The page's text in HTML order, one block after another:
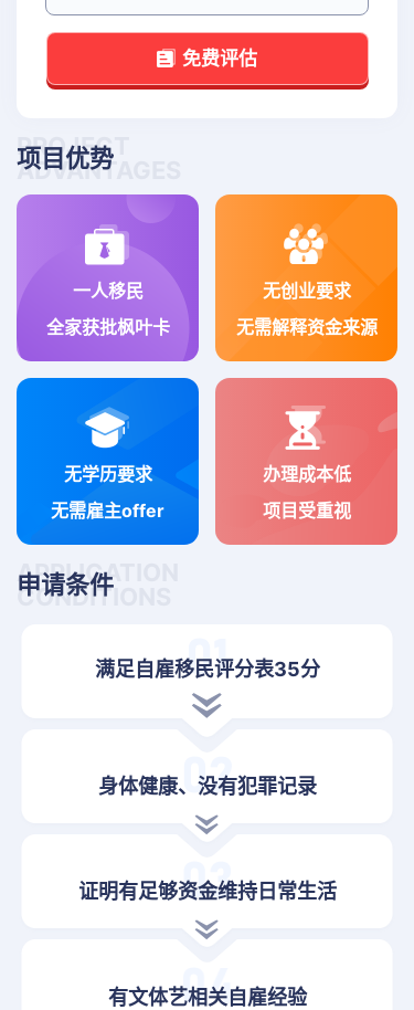
免费评估
PROJECT
ADVANTAGES
项目优势
一人移民
全家获批枫叶卡
无创业要求
无需解释资金来源
无学历要求
无需雇主offer
办理成本低
项目受重视
APPLICATION
CONDITIONS
申请条件
满足自雇移民评分表35分
身体健康、没有犯罪记录
证明有足够资金维持日常生活
有文体艺相关自雇经验